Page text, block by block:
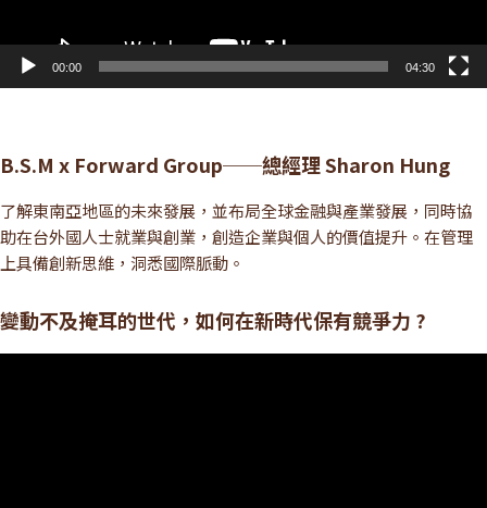
00:00 04:30
B.S.M x Forward Group──總經理 Sharon Hung
了解東南亞地區的未來發展，並布局全球金融與產業發展，同時協
助在台外國人士就業與創業，創造企業與個人的價值提升。在管理
上具備創新思維，洞悉國際脈動。
變動不及掩耳的世代，如何在新時代保有競爭力 ?